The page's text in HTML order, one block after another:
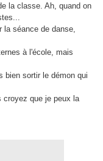
la classe. Ah, quand on
la séance de danse,
à l'école, mais
bien sortir le démon qui
croyez que je peux la